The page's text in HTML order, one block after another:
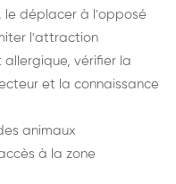
le déplacer à l'opposé
l'attraction
allergique, vérifier la
et la connaissance
animaux
à la zone